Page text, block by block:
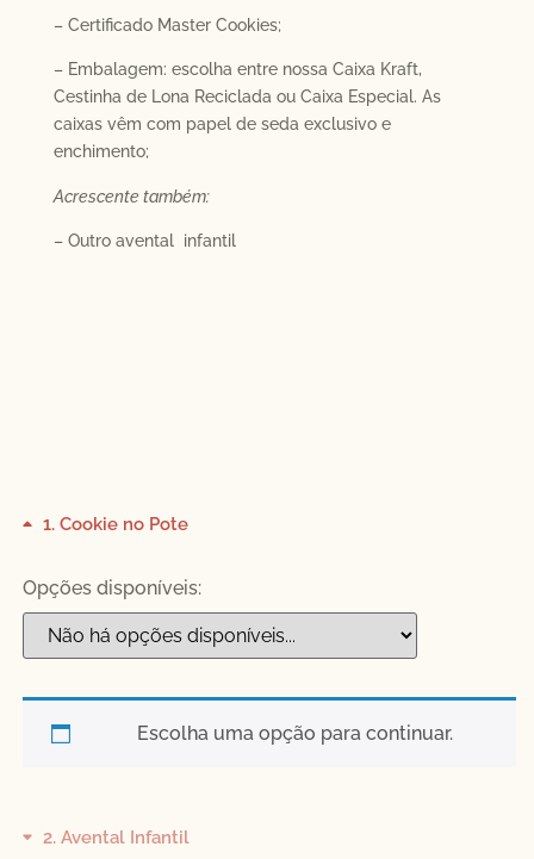
– Certificado Master Cookies;
– Embalagem: escolha entre nossa Caixa Kraft,
Cestinha de Lona Reciclada ou Caixa Especial. As
caixas vêm com papel de seda exclusivo e
enchimento;
Acrescente também:
– Outro avental infantil
1 Cookie no Pote
Opções disponíveis:
Escolha uma opção para continuar.
2 Avental Infantil